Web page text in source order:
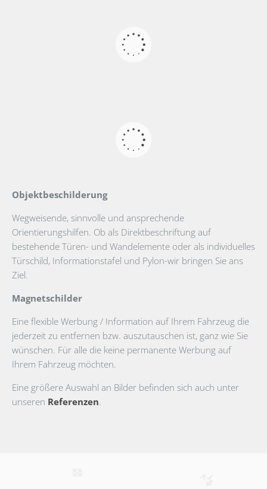
Objektbeschilderung
Wegweisende, sinnvolle und ansprechende
Orientierungshilfen. Ob als Direktbeschriftung auf
bestehende Türen- und Wandelemente oder als individuelles
Türschild, Informationstafel und Pylon-wir bringen Sie ans
Ziel.
Magnetschilder
Eine flexible Werbung / Information auf Ihrem Fahrzeug die
jederzeit zu entfernen bzw. auszutauschen ist, ganz wie Sie
wünschen. Für alle die keine permanente Werbung auf
Ihrem Fahrzeug möchten.
Eine größere Auswahl an Bilder befinden sich auch unter
unseren Referenzen